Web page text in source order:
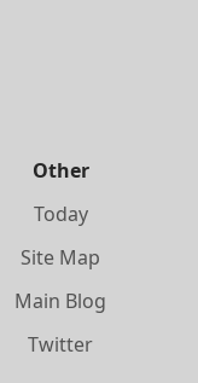
Other
Today
Site Map
Main Blog
Twitter